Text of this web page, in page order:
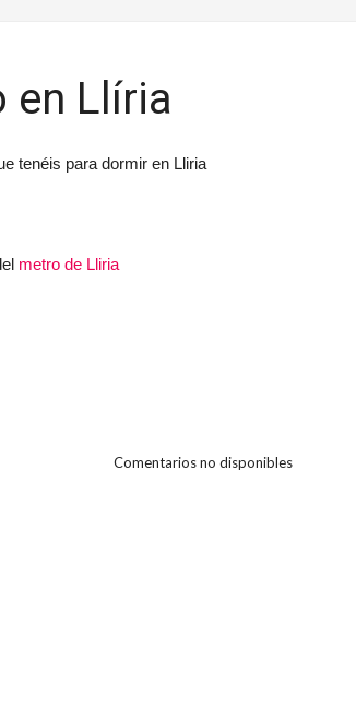
en Llíria
tenéis para dormir en Lliria
metro de Lliria
Comentarios no disponibles